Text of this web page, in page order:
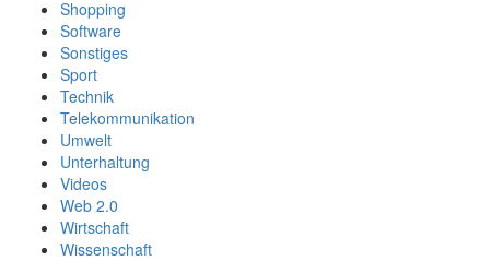
Shopping
Software
Sonstiges
Sport
Technik
Telekommunikation
Umwelt
Unterhaltung
Videos
Web 2.0
Wirtschaft
Wissenschaft